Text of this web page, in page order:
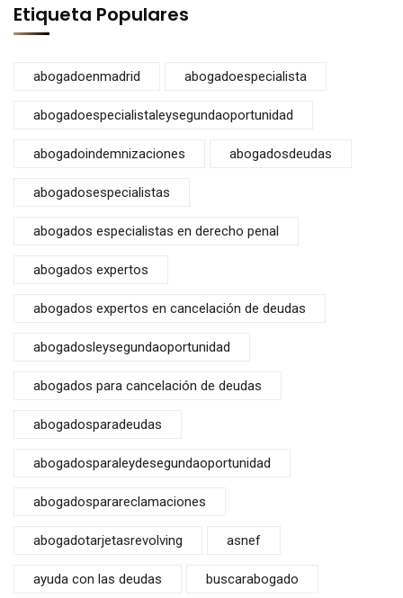
Etiqueta Populares
abogadoenmadrid abogadoespecialista
abogadoespecialistaleysegundaoportunidad
abogadoindemnizaciones abogadosdeudas
abogadosespecialistas
abogados especialistas en derecho penal
abogados expertos
abogados expertos en cancelación de deudas
abogadosleysegundaoportunidad
abogados para cancelación de deudas
abogadosparadeudas
abogadosparaleydesegundaoportunidad
abogadosparareclamaciones
abogadotarjetasrevolving asnef
ayuda con las deudas buscarabogado